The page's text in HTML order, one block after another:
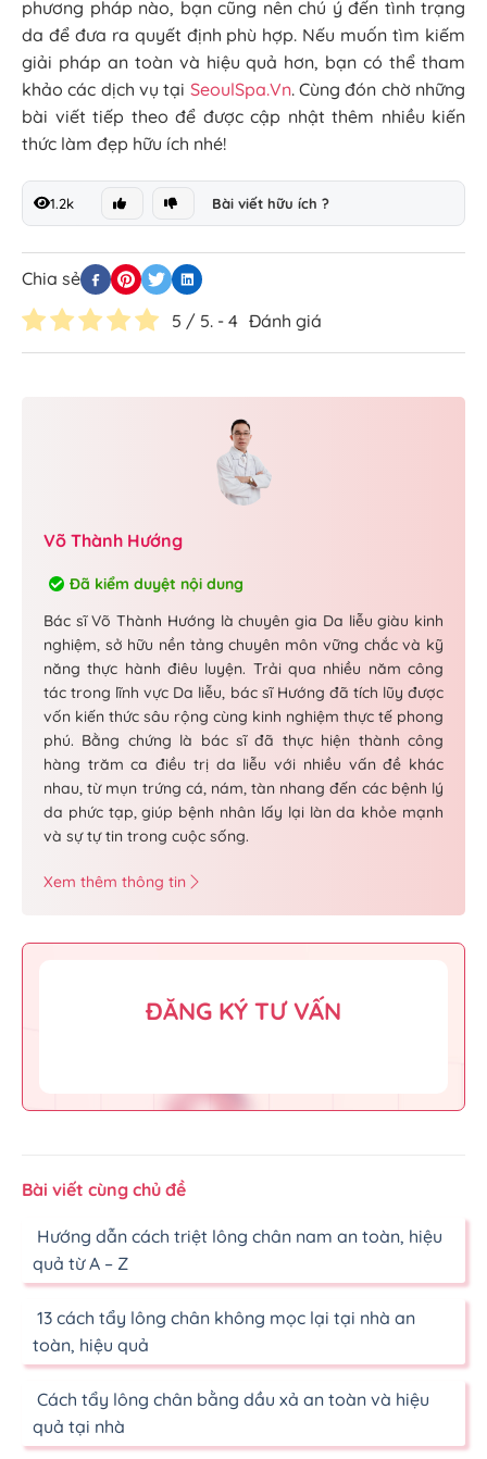
phương pháp nào, bạn cũng nên chú ý đến tình trạng
da để đưa ra quyết định phù hợp. Nếu muốn tìm kiếm
giải pháp an toàn và hiệu quả hơn, bạn có thể tham
khảo các dịch vụ tại SeoulSpa.Vn. Cùng đón chờ những
bài viết tiếp theo để được cập nhật thêm nhiều kiến
thức làm đẹp hữu ích nhé!
1.2k Bài viết hữu ích ?
Chia sẻ
Đánh giá
5 / 5. - 4
Võ Thành Hướng
Đã kiểm duyệt nội dung
Bác sĩ Võ Thành Hướng là chuyên gia Da liễu giàu kinh
nghiệm, sở hữu nền tảng chuyên môn vững chắc và kỹ
năng thực hành điêu luyện. Trải qua nhiều năm công
tác trong lĩnh vực Da liễu, bác sĩ Hướng đã tích lũy được
vốn kiến thức sâu rộng cùng kinh nghiệm thực tế phong
phú. Bằng chứng là bác sĩ đã thực hiện thành công
hàng trăm ca điều trị da liễu với nhiều vấn đề khác
nhau, từ mụn trứng cá, nám, tàn nhang đến các bệnh lý
da phức tạp, giúp bệnh nhân lấy lại làn da khỏe mạnh
và sự tự tin trong cuộc sống.
Xem thêm thông tin
ĐĂNG KÝ TƯ VẤN
Bài viết cùng chủ đề
Hướng dẫn cách triệt lông chân nam an toàn, hiệu
quả từ A – Z
13 cách tẩy lông chân không mọc lại tại nhà an
toàn, hiệu quả
Cách tẩy lông chân bằng dầu xả an toàn và hiệu
quả tại nhà